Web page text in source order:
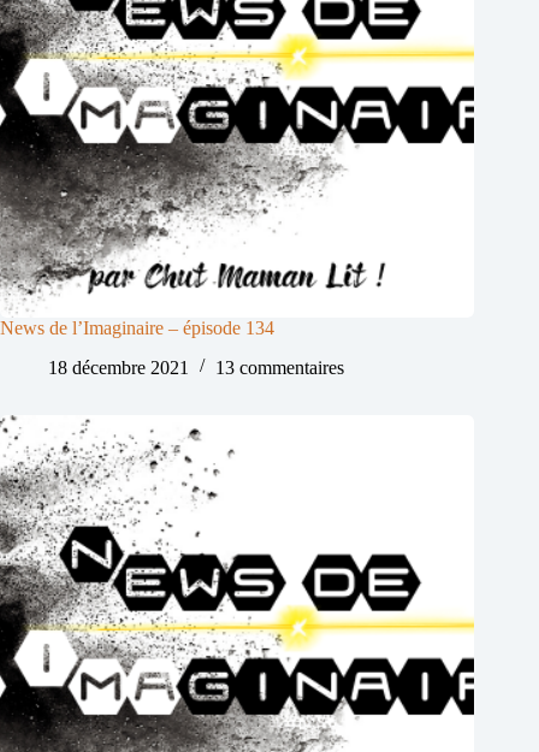
News de l’Imaginaire – épisode 134
18 décembre 2021
13 commentaires